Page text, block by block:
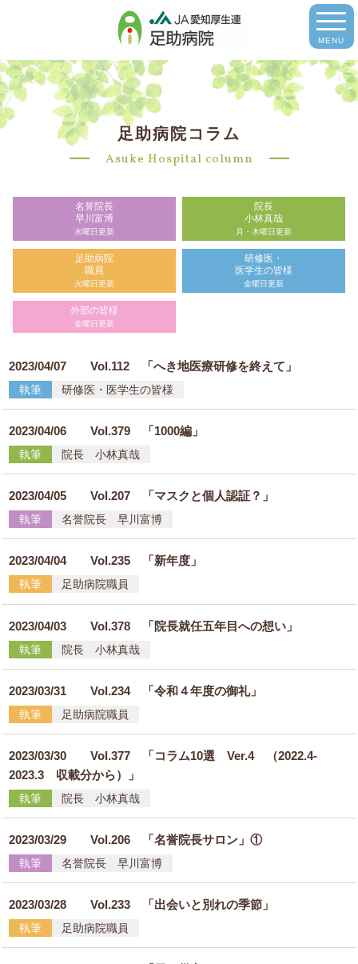
MENU
足助病院コラム
Asuke Hospital column
名誉院長
早川富博
水曜日更新
院長
小林真哉
月・木曜日更新
足助病院
職員
火曜日更新
研修医・
医学生の皆様
金曜日更新
外部の皆様
金曜日更新
2023/04/07Vol.112 「へき地医療研修を終えて」
執筆 研修医・医学生の皆様
2023/04/06Vol.379 「1000編」
執筆 院長 小林真哉
2023/04/05Vol.207 「マスクと個人認証？」
執筆 名誉院長 早川富博
2023/04/04Vol.235 「新年度」
執筆 足助病院職員
2023/04/03Vol.378 「院長就任五年目への想い」
執筆 院長 小林真哉
2023/03/31Vol.234 「令和４年度の御礼」
執筆 足助病院職員
2023/03/30Vol.377 「コラム10選 Ver.4 （2022.4-
2023.3 収載分から）」
執筆 院長 小林真哉
2023/03/29Vol.206 「名誉院長サロン」①
執筆 名誉院長 早川富博
2023/03/28Vol.233 「出会いと別れの季節」
執筆 足助病院職員